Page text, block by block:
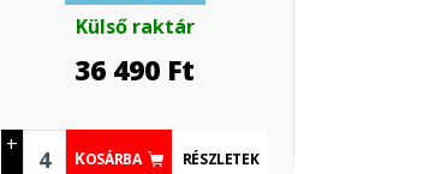
Külső raktár
36 490 Ft
+
KOSÁRBA RÉSZLETEK